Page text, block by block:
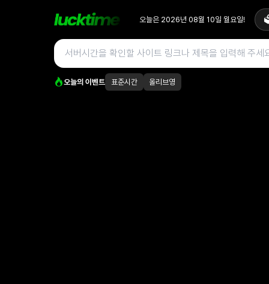
오늘은 2026년 08월 10일 월요일!
오늘의 이벤트 표준시간 올리브영